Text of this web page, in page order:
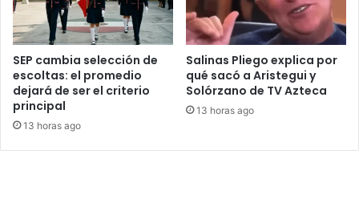
SEP cambia selección de
escoltas: el promedio
dejará de ser el criterio
principal
13 horas ago
Salinas Pliego explica por
qué sacó a Aristegui y
Solórzano de TV Azteca
13 horas ago